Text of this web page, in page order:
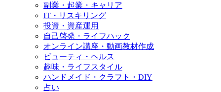
副業・起業・キャリア
IT・リスキリング
投資・資産運用
自己啓発・ライフハック
オンライン講座・動画教材作成
ビューティ・ヘルス
趣味・ライフスタイル
ハンドメイド・クラフト・DIY
占い